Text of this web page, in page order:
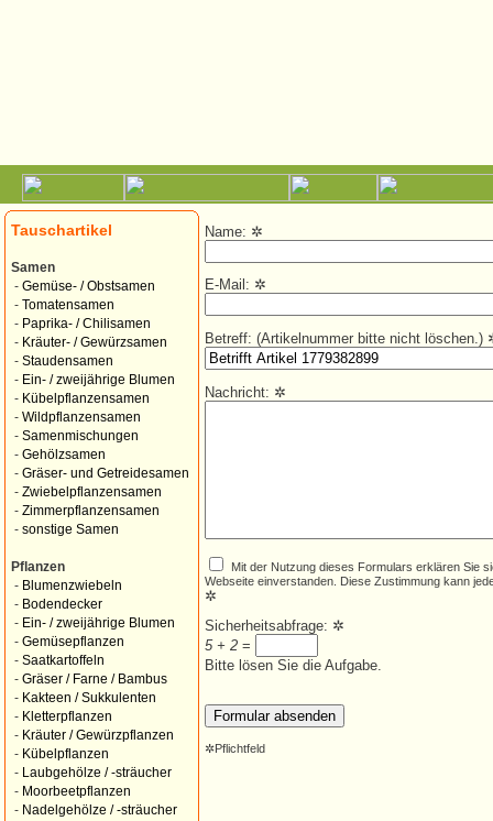
Tauschartikel
Samen
- Gemüse- / Obstsamen
- Tomatensamen
- Paprika- / Chilisamen
- Kräuter- / Gewürzsamen
- Staudensamen
- Ein- / zweijährige Blumen
- Kübelpflanzensamen
- Wildpflanzensamen
- Samenmischungen
- Gehölzsamen
- Gräser- und Getreidesamen
- Zwiebelpflanzensamen
- Zimmerpflanzensamen
- sonstige Samen
Pflanzen
- Blumenzwiebeln
- Bodendecker
- Ein- / zweijährige Blumen
- Gemüsepflanzen
- Saatkartoffeln
- Gräser / Farne / Bambus
- Kakteen / Sukkulenten
- Kletterpflanzen
- Kräuter / Gewürzpflanzen
- Kübelpflanzen
-
Laubgehölze / -sträucher
- Moorbeetpflanzen
- Nadelgehölze / -sträucher
Name: ✲
E-Mail: ✲
Betreff: (Artikelnummer bitte nicht löschen.)
Nachricht: ✲
Mit der Nutzung dieses Formulars erklären Sie
Webseite einverstanden. Diese Zustimmung kann
✲
Sicherheitsabfrage: ✲
5 + 2 =
Bitte lösen Sie die Aufgabe.
✲Pflichtfeld